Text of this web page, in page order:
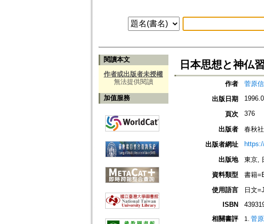
閱讀本文
作者或出版者未授權
無法提供閱讀
加值服務
日本思想と神仏
作者
菅原
出版日期
頁次 376
出版者
春秋社
出版者網址
出版地
東京,
資料類型
書籍
使用語言
日文
ISBN
相關書評
菅